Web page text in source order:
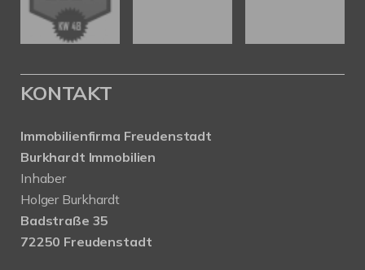
KONTAKT
Immobilienfirma Freudenstadt
Burkhardt Immobilien
Inhaber
Holger Burkhardt
Badstraße 35
72250 Freudenstadt